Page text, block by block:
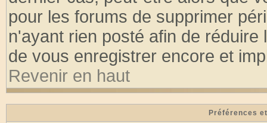
pour les forums de supprimer
n'ayant rien posté afin de
de vous enregistrer encore et
Revenir en haut
Préférences